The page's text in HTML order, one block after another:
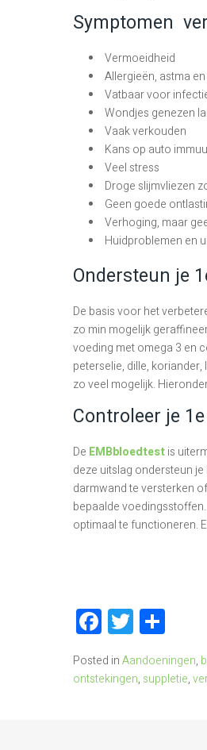
Symptomen
Vermoeidheid
Allergieën, astma
Vatbaar voor
Wondjes genezen
Vaak verkouden
Kans op auto
Veel stress
Droge slijmvliezen
Geen goede
Verhoging, maar
Huidproblemen en
Ondersteun je
De basis voor het
zo min mogelijk
voeding met omega 3 en
peterselie, dille,
zo veel mogelijk.
Controleer je
De EMBbloedtestis
deze uitslag ondersteun
darmwand te versterken
bepaalde
optimaal te functioneren.
Facebook
Twitter
Posted inAandoeningen,
ontstekingen, suppletie,